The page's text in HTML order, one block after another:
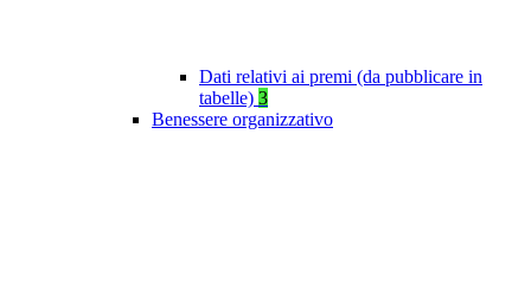
Dati relativi ai premi (da pubblicare in
tabelle) 3
Benessere organizzativo